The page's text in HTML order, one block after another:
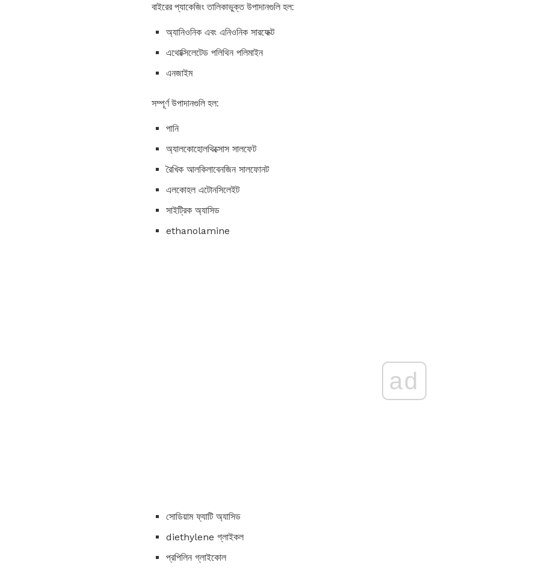
বাইরের প্যাকেজিং তালিকাভুক্ত উপাদানগুলি হল:
অ্যানিওনিক এবং এনিওনিক সারফেক্ট
এথোক্সিলেটেড পলিথিন পলিমাইন
এনজাইম
সম্পূর্ণ উপাদানগুলি হল:
পানি
অ্যালকোহোলথিক্সোস সালফেট
রৈখিক আলকিলাবেনজিন সালফোনট
এলকোহল এটোনসিলেইট
সাইট্রিক অ্যাসিড
ethanolamine
ad
সোডিয়াম ফ্যাটি অ্যাসিড
diethylene গ্লাইকল
প্রপিলিন গ্লাইকোল